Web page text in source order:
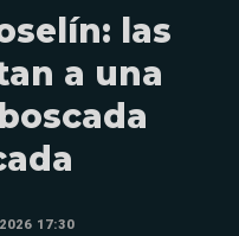
las
a una
17:30